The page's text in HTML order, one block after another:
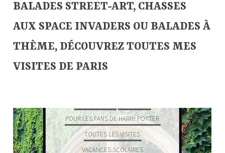
BALADES STREET-ART, CHASSES
AUX SPACE INVADERS OU BALADES À
THÈME, DÉCOUVREZ TOUTES MES
VISITES DE PARIS
POUR LES FANS DE HARRY POTTER
TOUTES LES VISITES
VACANCES SCOLAIRES